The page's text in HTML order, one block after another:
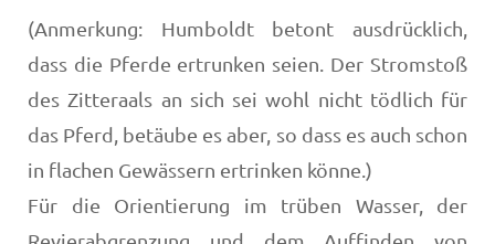
(Anmerkung: Humboldt betont ausdrücklich,
dass die Pferde ertrunken seien. Der Stromstoß
des Zitteraals an sich sei wohl nicht tödlich für
das Pferd, betäube es aber, so dass es auch schon
in flachen Gewässern ertrinken könne.)
Für die Orientierung im trüben Wasser, der